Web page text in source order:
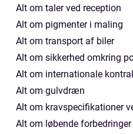
Alt om taler ved reception
Alt om pigmenter i maling
Alt om transport af biler
Alt om sikkerhed omkring
Alt om internationale
Alt om gulvdræn
Alt om kravspecifikationer
Alt om løbende